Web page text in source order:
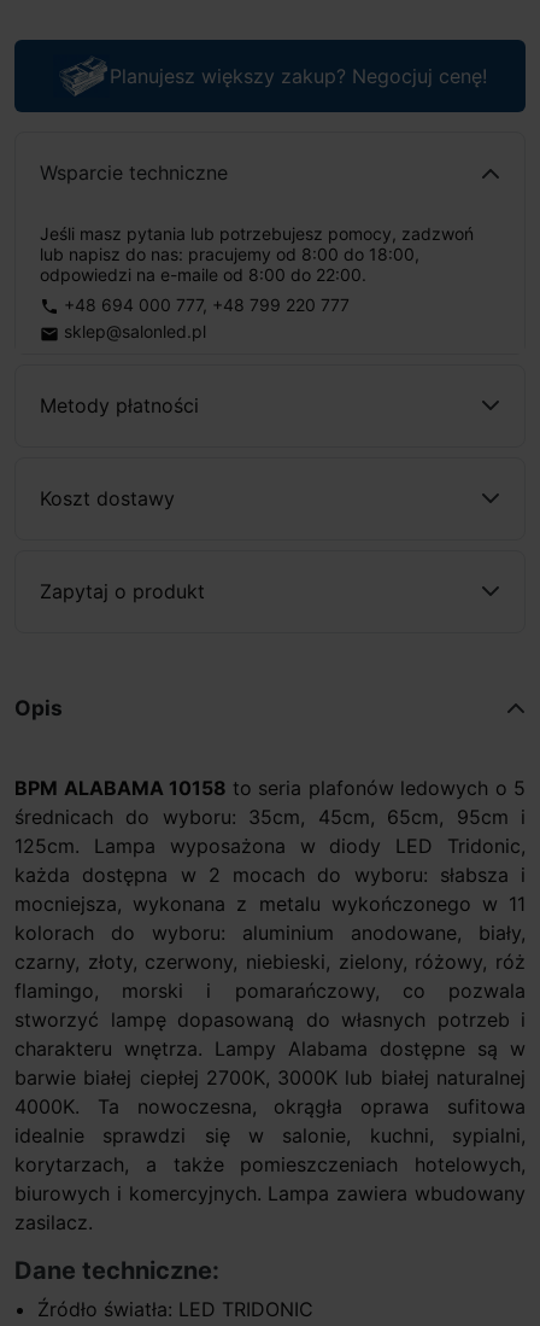
Planujesz większy zakup? Negocjuj cenę!
Wsparcie techniczne
Jeśli masz pytania lub potrzebujesz pomocy, zadzwoń
lub napisz do nas: pracujemy od 8:00 do 18:00,
odpowiedzi na e-maile od 8:00 do 22:00.
phone +48 694 000 777, +48 799 220 777
email sklep@salonled.pl
Metody płatności
Koszt dostawy
Zapytaj o produkt
Opis
BPM ALABAMA 10158 to seria plafonów ledowych o 5
średnicach do wyboru: 35cm, 45cm, 65cm, 95cm i
125cm. Lampa wyposażona w diody LED Tridonic,
każda dostępna w 2 mocach do wyboru: słabsza i
mocniejsza, wykonana z metalu wykończonego w 11
kolorach do wyboru: aluminium anodowane, biały,
czarny, złoty, czerwony, niebieski, zielony, różowy, róż
flamingo, morski i pomarańczowy, co pozwala
stworzyć lampę dopasowaną do własnych potrzeb i
charakteru wnętrza. Lampy Alabama dostępne są w
barwie białej ciepłej 2700K, 3000K lub białej naturalnej
4000K. Ta nowoczesna, okrągła oprawa sufitowa
idealnie sprawdzi się w salonie, kuchni, sypialni,
korytarzach, a także pomieszczeniach hotelowych,
biurowych i komercyjnych. Lampa zawiera wbudowany
zasilacz.
Dane techniczne:
Źródło światła: LED TRIDONIC